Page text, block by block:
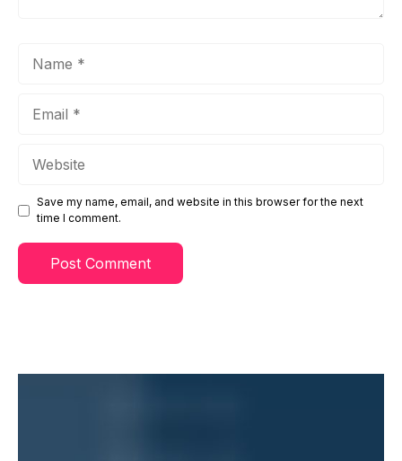
Save my name, email, and website in this browser for the next
time I comment.